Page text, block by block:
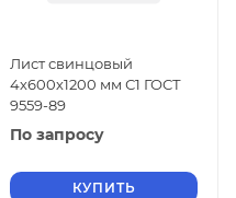
Лист свинцовый
4х600х1200 мм С1 ГОСТ
9559-89
По запросу
КУПИТЬ